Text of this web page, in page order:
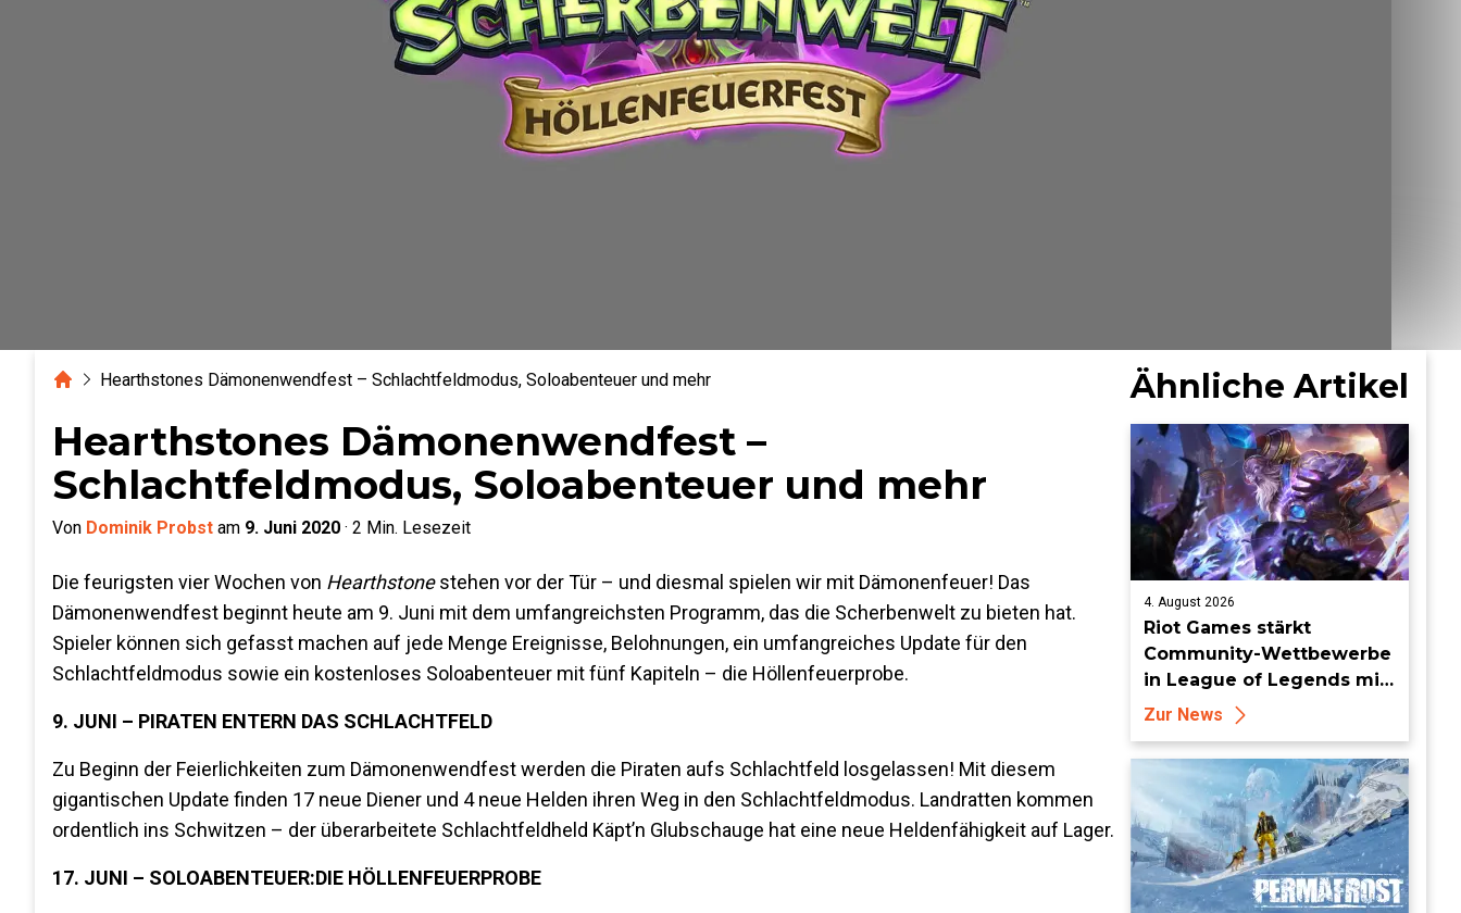
HomeHearthstones Dämonenwendfest – Schlachtfeldmodus, Soloabenteuer und mehr
Hearthstones Dämonenwendfest –
Schlachtfeldmodus, Soloabenteuer und mehr
Von Dominik Probst am 9. Juni 2020 · 2 Min. Lesezeit
Die feurigsten vier Wochen von Hearthstonestehen vor der Tür – und diesmal spielen wir mit Dämonenfeuer! Das
Dämonenwendfest beginnt heute am 9. Juni mit dem umfangreichsten Programm, das die Scherbenwelt zu bieten hat.
Spieler können sich gefasst machen auf jede Menge Ereignisse, Belohnungen, ein umfangreiches Update für den
Schlachtfeldmodus sowie ein kostenloses Soloabenteuer mit fünf Kapiteln – die Höllenfeuerprobe.
9. JUNI – PIRATEN ENTERN DAS SCHLACHTFELD
Zu Beginn der Feierlichkeiten zum Dämonenwendfest werden die Piraten aufs Schlachtfeld losgelassen! Mit diesem
gigantischen Update finden 17 neue Diener und 4 neue Helden ihren Weg in den Schlachtfeldmodus. Landratten kommen
ordentlich ins Schwitzen – der überarbeitete Schlachtfeldheld Käpt’n Glubschauge hat eine neue Heldenfähigkeit auf Lager.
17. JUNI – SOLOABENTEUER:DIE HÖLLENFEUERPROBE
Ähnliche Artikel
4. August 2026
Riot Games stärkt
Community-Wettbewerbe
in League of Legends mit
neuen Organized-Play-
Zur News